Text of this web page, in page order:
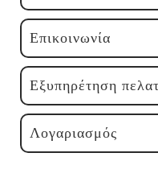
Επικοινωνία
Εξυπηρέτηση
Λογαριασμός